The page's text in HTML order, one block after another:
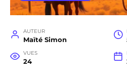
AUTEUR
Maïté Simon
VUES
24